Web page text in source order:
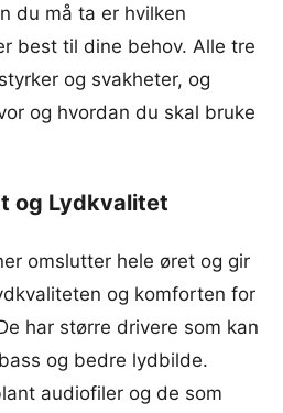
du må ta er hvilken
best til dine behov. Alle tre
og svakheter, og
og hvordan du skal bruke
og Lydkvalitet
omslutter hele øret og gir
og komforten for
har større drivere som kan
og bedre lydbilde.
audiofiler og de som